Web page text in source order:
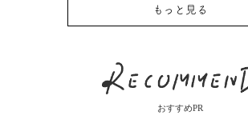
もっと見る
おすすめPR